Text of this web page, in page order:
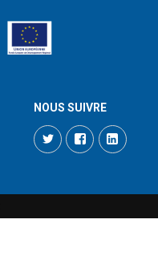
NOUS SUIVRE
TwitterFacebook